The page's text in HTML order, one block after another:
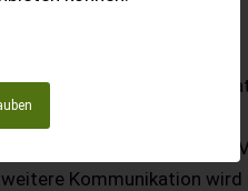
die bäuerliche Familie“
Er erläuterte in seinem
Kommunikation wird